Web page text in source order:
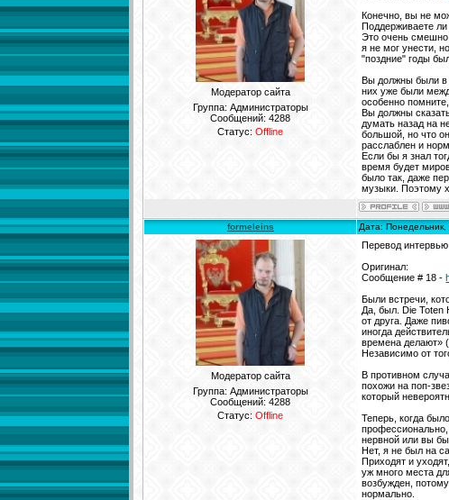
Модератор сайта
Группа: Администраторы
Сообщений:4288
Статус:Offline
Конечно, вы не
Поддерживаете
Это очень
я не мог унести,
"поздние" годы
Вы должны были в
них уже были
особенно
Вы должны
думать назад на
большой, но что
расслаблен и
Если бы я знал
время будет
было так, даже
музыки. Поэтому
formeleins Дата:
Модератор сайта
Группа: Администраторы
Сообщений:4288
Статус:Offline
Перевод
Оригинал:
Сообщение # 18 -
Были встречи,
Да, был. Die Toten
от друга. Даже
иногда
времена делают»
Независимо от
В противном
похожи на поп-
который
Теперь, когда
нервной или вы
Нет, я не был на
Приходят и
уж много места
возбужден,
нормально.